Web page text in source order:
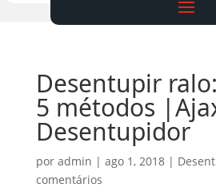
Desentupir
5 métodos
Desentupidor
por admin | ago 1, 2018|
comentários